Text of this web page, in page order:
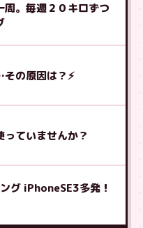
。毎週２０キロずつ
の原因は？⚡
ていませんか？
グ iPhoneSE3多発！